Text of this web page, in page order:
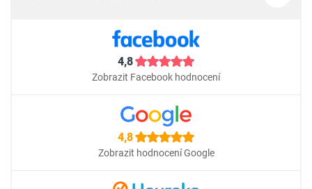
4,8
Zobrazit Facebook hodnocení
4,8
Zobrazit hodnocení Google